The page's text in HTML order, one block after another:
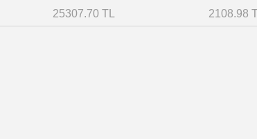
25307.70 TL 2108.98